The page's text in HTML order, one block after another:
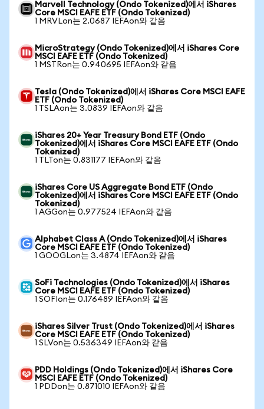
Marvell Technology (Ondo Tokenized)에서 iShares
Core MSCI EAFE ETF (Ondo Tokenized)
1 MRVLon는 2.0687 IEFAon와 같음
MicroStrategy (Ondo Tokenized)에서 iShares Core
MSCI EAFE ETF (Ondo Tokenized)
1 MSTRon는 0.940695 IEFAon와 같음
Tesla (Ondo Tokenized)에서 iShares Core MSCI EAFE
ETF (Ondo Tokenized)
1 TSLAon는 3.0839 IEFAon와 같음
iShares 20+ Year Treasury Bond ETF (Ondo
Tokenized)에서 iShares Core MSCI EAFE ETF (Ondo
Tokenized)
1 TLTon는 0.831177 IEFAon와 같음
iShares Core US Aggregate Bond ETF (Ondo
Tokenized)에서 iShares Core MSCI EAFE ETF (Ondo
Tokenized)
1 AGGon는 0.977524 IEFAon와 같음
Alphabet Class A (Ondo Tokenized)에서 iShares
Core MSCI EAFE ETF (Ondo Tokenized)
1 GOOGLon는 3.4874 IEFAon와 같음
SoFi Technologies (Ondo Tokenized)에서 iShares
Core MSCI EAFE ETF (Ondo Tokenized)
1 SOFIon는 0.176489 IEFAon와 같음
iShares Silver Trust (Ondo Tokenized)에서 iShares
Core MSCI EAFE ETF (Ondo Tokenized)
1 SLVon는 0.536349 IEFAon와 같음
PDD Holdings (Ondo Tokenized)에서 iShares Core
MSCI EAFE ETF (Ondo Tokenized)
1 PDDon는 0.871010 IEFAon와 같음